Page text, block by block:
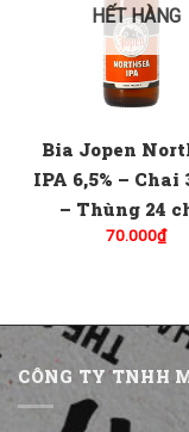
HẾT HÀNG
Bia Jopen
IPA 6,5% – Chai
– Thùng 24
70.000₫
CÔNG TY TNHH